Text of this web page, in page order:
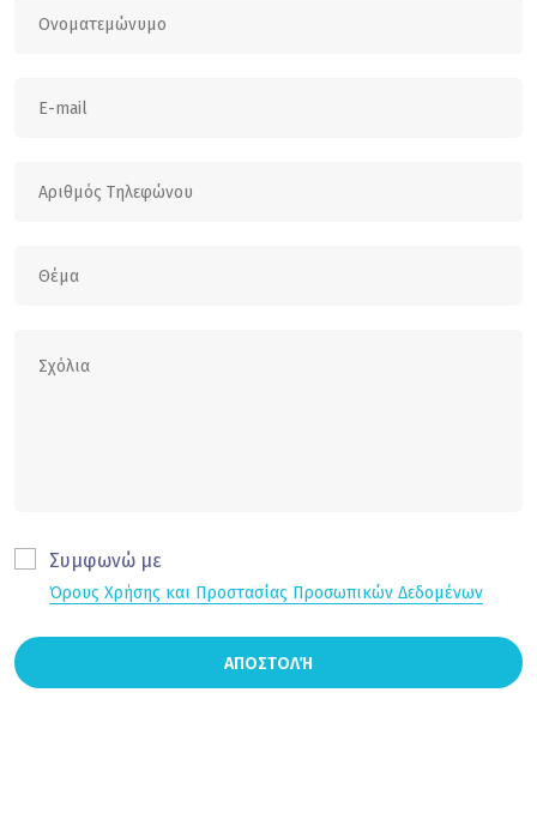
Συμφωνώ με
Όρους Χρήσης και Προστασίας Προσωπικών Δεδομένων
ΑΠΟΣΤΟΛΉ